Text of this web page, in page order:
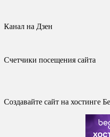
Канал на Дзен
Счетчики посещения сайта
Создавайте сайт на хостинге